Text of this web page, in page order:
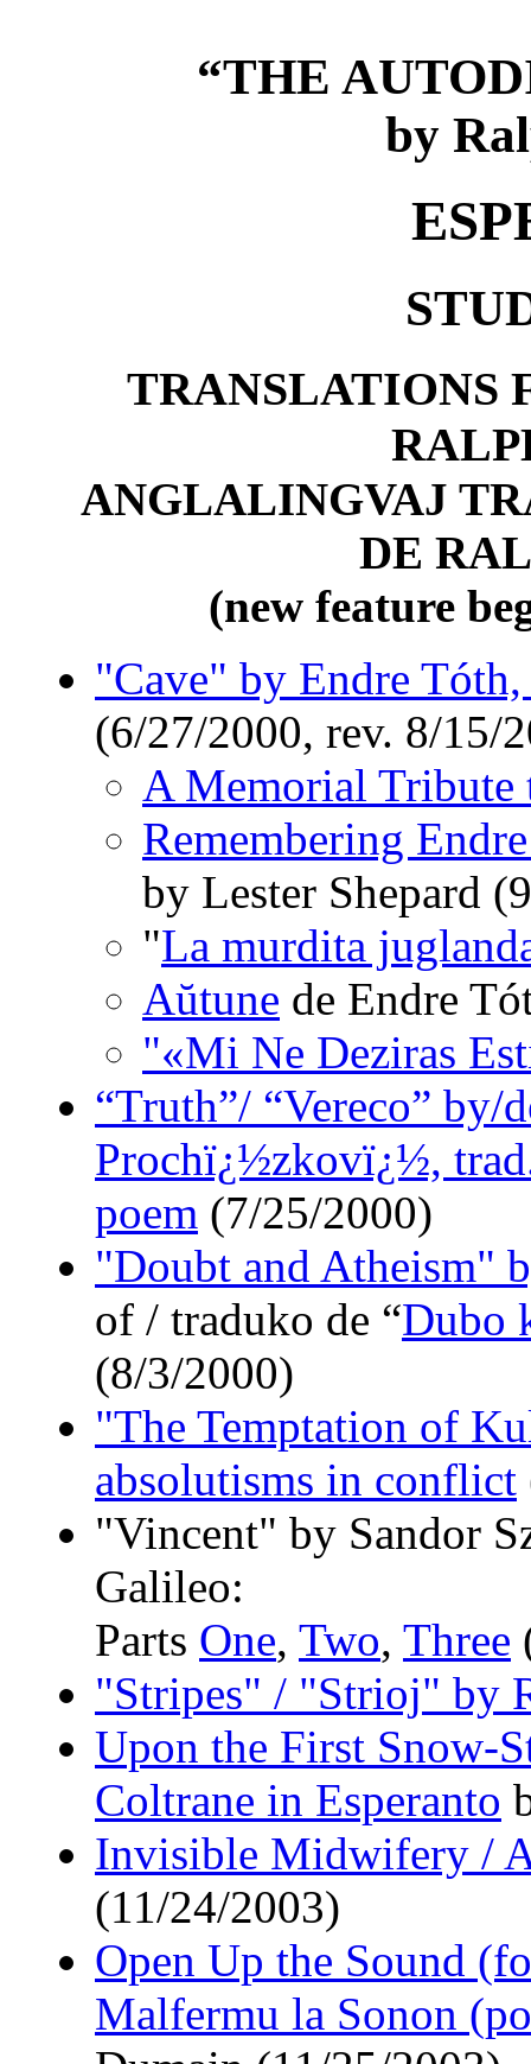
“THE
by
TRANSLATIONS
ANGLALINGVAJ
DE
(new feature
"Cave" by Endre
(6/27/2000, rev. 8/15/
A Memorial Tribute
Remembering
by Lester Shepard
"La murdita
Aŭtune de Endre
"«Mi Ne Deziras
“Truth”/ “Vereco” by/
Prochï¿½zkovï¿½,
poem (7/25/2000)
"Doubt and Atheism"
of / traduko de “Dubo
(8/3/2000)
"The Temptation of
absolutisms in conflict
"Vincent" by Sandor
Galileo:
Parts One, Two, Three
"Stripes" / "Strioj" by
Upon the First Snow-
Coltrane in Esperanto
Invisible Midwifery /
(11/24/2003)
Open Up the Sound
Malfermu la Sonon